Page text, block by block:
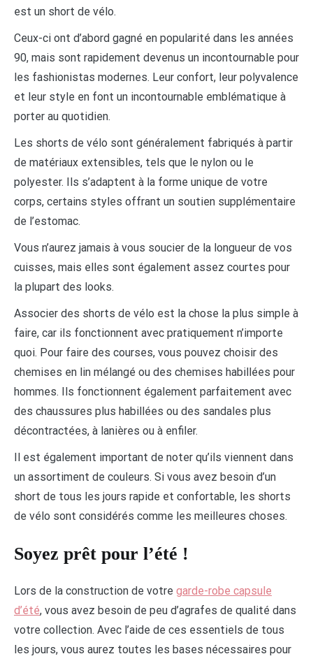
est un short de vélo.
Ceux-ci ont d’abord gagné en popularité dans les années
90, mais sont rapidement devenus un incontournable pour
les fashionistas modernes. Leur confort, leur polyvalence
et leur style en font un incontournable emblématique à
porter au quotidien.
Les shorts de vélo sont généralement fabriqués à partir
de matériaux extensibles, tels que le nylon ou le
polyester. Ils s’adaptent à la forme unique de votre
corps, certains styles offrant un soutien supplémentaire
de l’estomac.
Vous n’aurez jamais à vous soucier de la longueur de vos
cuisses, mais elles sont également assez courtes pour
la plupart des looks.
Associer des shorts de vélo est la chose la plus simple à
faire, car ils fonctionnent avec pratiquement n’importe
quoi. Pour faire des courses, vous pouvez choisir des
chemises en lin mélangé ou des chemises habillées pour
hommes. Ils fonctionnent également parfaitement avec
des chaussures plus habillées ou des sandales plus
décontractées, à lanières ou à enfiler.
Il est également important de noter qu’ils viennent dans
un assortiment de couleurs. Si vous avez besoin d’un
short de tous les jours rapide et confortable, les shorts
de vélo sont considérés comme les meilleures choses.
Soyez prêt pour l’été !
Lors de la construction de votre garde-robe capsule
d’été, vous avez besoin de peu d’agrafes de qualité dans
votre collection. Avec l’aide de ces essentiels de tous
les jours, vous aurez toutes les bases nécessaires pour